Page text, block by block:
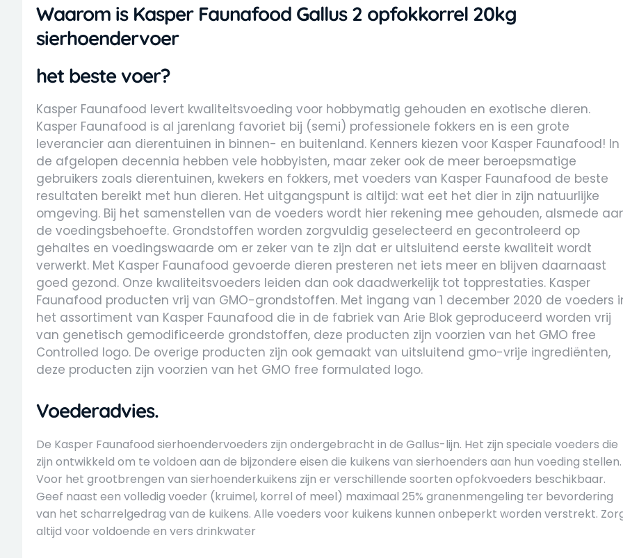
Waarom is Kasper Faunafood Gallus 2 opfokkorrel 20kg
sierhoendervoer
het beste voer?
Kasper Faunafood levert kwaliteitsvoeding voor hobbymatig gehouden en exotische dieren.
Kasper Faunafood is al jarenlang favoriet bij (semi) professionele fokkers en is een grote
leverancier aan dierentuinen in binnen- en buitenland. Kenners kiezen voor Kasper Faunafood! In
de afgelopen decennia hebben vele hobbyisten, maar zeker ook de meer beroepsmatige
gebruikers zoals dierentuinen, kwekers en fokkers, met voeders van Kasper Faunafood de beste
resultaten bereikt met hun dieren. Het uitgangspunt is altijd: wat eet het dier in zijn natuurlijke
omgeving. Bij het samenstellen van de voeders wordt hier rekening mee gehouden, alsmede
de voedingsbehoefte. Grondstoffen worden zorgvuldig geselecteerd en gecontroleerd op
gehaltes en voedingswaarde om er zeker van te zijn dat er uitsluitend eerste kwaliteit wordt
verwerkt. Met Kasper Faunafood gevoerde dieren presteren net iets meer en blijven daarnaast
goed gezond. Onze kwaliteitsvoeders leiden dan ook daad­werkelijk tot topprestaties. Kasper
Faunafood producten vrij van GMO-grondstoffen. Met ingang van 1 december 2020 de voeders
het assortiment van Kasper Faunafood die in de fabriek van Arie Blok geproduceerd worden vrij
van genetisch gemodificeerde grondstoffen, deze producten zijn voorzien van het GMO free
Controlled logo. De overige producten zijn ook gemaakt van uitsluitend gmo-vrije ingrediënten,
deze producten zijn voorzien van het GMO free formulated logo.
Voederadvies.
De Kasper Faunafood sierhoendervoeders zijn ondergebracht in de Gallus-lijn. Het zijn speciale voeders die
zijn ontwikkeld om te voldoen aan de bijzondere eisen die kuikens van sierhoenders aan hun voeding stellen.
Voor het grootbrengen van sierhoenderkuikens zijn er verschillende soorten opfokvoeders beschikbaar.
Geef naast een volledig voeder (kruimel, korrel of meel) maximaal 25% granenmengeling ter bevordering
van het scharrelgedrag van de kuikens. Alle voeders voor kuikens kunnen onbeperkt worden verstrekt.
altijd voor voldoende en vers drinkwater